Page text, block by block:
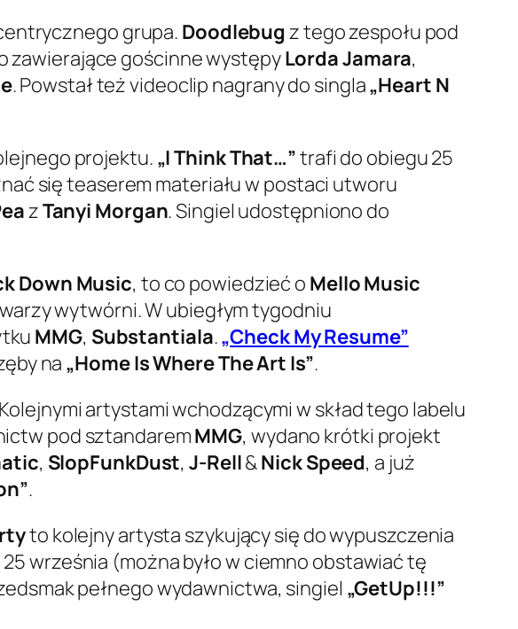
grupa. Doodlebug z tego zespołu pod
zawierające gościnne występyLorda Jamara,
. Powstał też videoclip nagrany do singla„Heart N
projektu. „I Think That…”trafi do obiegu 25
się teaserem materiału w postaci utworu
zTanyi Morgan. Singiel udostępniono do
Down Music, to co powiedzieć o Mello Music
wytwórni. W ubiegłym tygodniu
MMG, Substantiala.„Check My Resume”
na „Home Is Where The Art Is”.
artystami wchodzącymi w skład tego labelu
pod sztandaremMMG, wydano krótki projekt
, SlopFunkDust,J-Rell&Nick Speed, a już
.
to kolejny artysta szykujący się do wypuszczenia
września (można było w ciemno obstawiać tę
pełnego wydawnictwa, singiel „GetUp!!!”